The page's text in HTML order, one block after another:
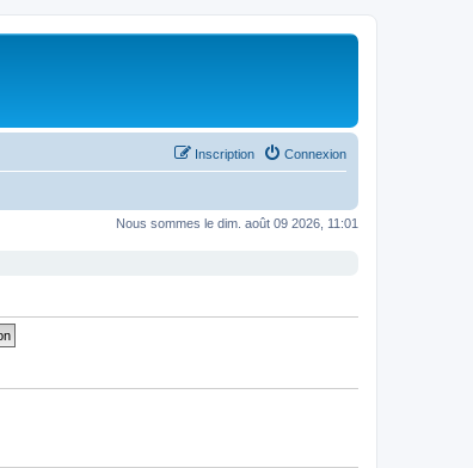
Connexion
Inscription
Nous sommes le dim. août 09 2026, 11:01